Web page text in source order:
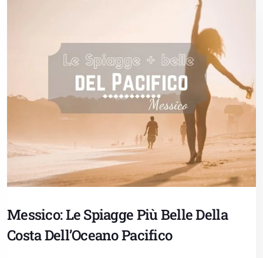
Messico: Le Spiagge Più Belle Della
Costa Dell’Oceano Pacifico